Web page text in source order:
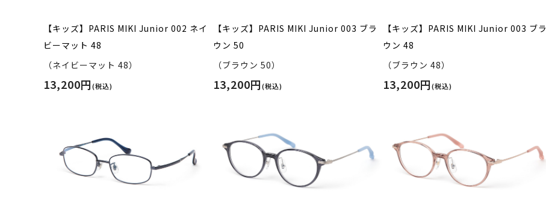
【キッズ】PARIS MIKI Junior 002 ネイ
ビーマット 48
（ネイビーマット 48）
13,200円(税込)
【キッズ】PARIS MIKI Junior 003 ブラ
ウン 50
（ブラウン 50）
13,200円(税込)
【キッズ】PARIS MIKI Junior 003 ブラ
ウン 48
（ブラウン 48）
13,200円(税込)